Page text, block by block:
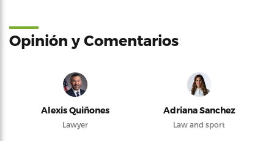
Opinión y Comentarios
Alexis Quiñones
Lawyer
Adriana Sanchez
Law and sport